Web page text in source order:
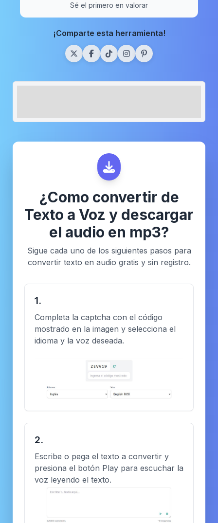
Sé el primero en valorar
¡Comparte esta herramienta!
¿Como convertir de
Texto a Voz y descargar
el audio en mp3?
Sigue cada uno de los siguientes pasos para
convertir texto en audio gratis y sin registro.
1.
Completa la captcha con el código
mostrado en la imagen y selecciona el
idioma y la voz deseada.
2.
Escribe o pega el texto a convertir y
presiona el botón Play para escuchar la
voz leyendo el texto.